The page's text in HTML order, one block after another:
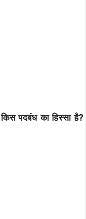
किस पदबंध का हिस्सा है?